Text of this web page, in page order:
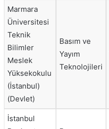
Marmara
Üniversitesi
Teknik
Bilimler
Meslek
Yüksekokulu
(İstanbul)
(Devlet)
Basım ve
Yayım
Teknolojileri
İstanbul